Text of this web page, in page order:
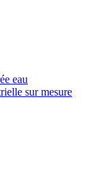
eau
sur mesure